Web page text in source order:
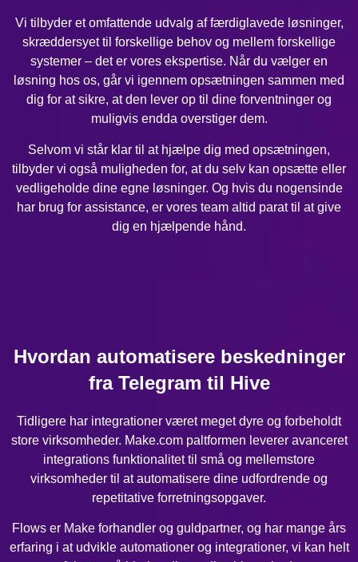
Vi tilbyder et omfattende udvalg af færdiglavede løsninger,
skræddersyet til forskellige behov og mellem forskellige
systemer – det er vores ekspertise. Når du vælger en
løsning hos os, går vi igennem opsætningen sammen med
dig for at sikre, at den lever op til dine forventninger og
muligvis endda overstiger dem.
Selvom vi står klar til at hjælpe dig med opsætningen,
tilbyder vi også muligheden for, at du selv kan opsætte eller
vedligeholde dine egne løsninger. Og hvis du nogensinde
har brug for assistance, er vores team altid parat til at give
dig en hjælpende hånd.
Hvordan automatisere beskedninger
fra Telegram til Hive
Tidligere har integrationer været meget dyre og forbeholdt
store virksomheder. Make.com paltformen leverer avanceret
integrations funktionalitet til små og mellemstore
virksomheder til at automatisere dine udfordrende og
repetitative forretningsopgaver.
Flows er Make forhandler og guldpartner, og har mange års
erfaring i at udvikle automationer og integrationer, vi kan helt